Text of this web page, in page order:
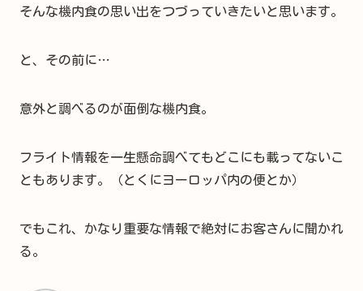
そんな機内食の思い出をつづっていきたいと思います。
と、その前に…
意外と調べるのが面倒な機内食。
フライト情報を一生懸命調べてもどこにも載ってないこ
ともあります。（とくにヨーロッパ内の便とか）
でもこれ、かなり重要な情報で絶対にお客さんに聞かれ
る。